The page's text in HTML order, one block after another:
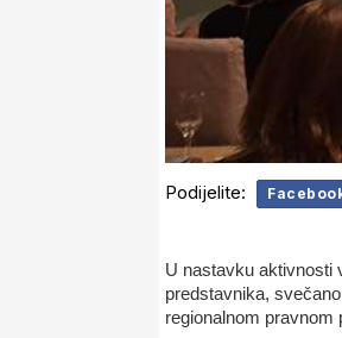
Podijelite:
U nastavku aktivnosti
predstavnika,
regionalnom